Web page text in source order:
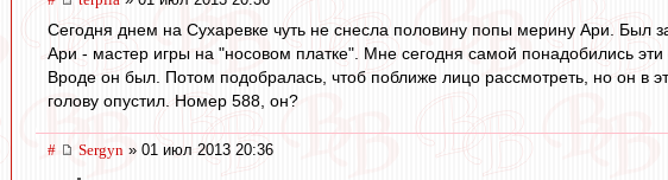
Сегодня днем на Сухаревке чуть не снесла половину попы мерину Ари. Был
Ари - мастер игры на "носовом платке". Мне сегодня самой понадобились эти
Вроде он был. Потом подобралась, чтоб поближе лицо рассмотреть, но он в
голову опустил. Номер 588, он?
# Sergyn » 01 июл 2013 20:36